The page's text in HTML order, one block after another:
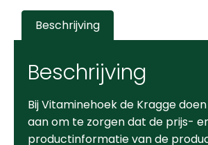
Beschrijving
Beschrijving
Bij Vitaminehoek de Kragge
aan om te zorgen dat de prijs-
productinformatie van de